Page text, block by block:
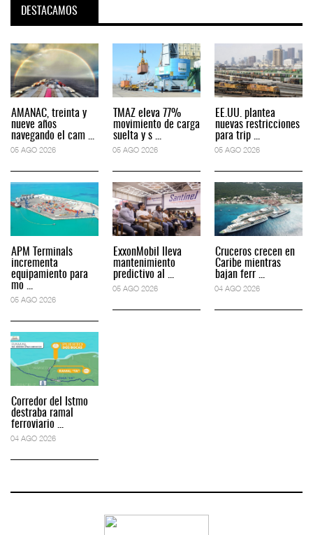
DESTACAMOS
AMANAC, treinta y
nueve años
navegando el cam ...
05 AGO 2026
APM Terminals
incrementa
equipamiento para
mo ...
05 AGO 2026
Corredor del Istmo
destraba ramal
ferroviario ...
04 AGO 2026
TMAZ eleva 77%
movimiento de carga
suelta y s ...
05 AGO 2026
ExxonMobil lleva
mantenimiento
predictivo al ...
05 AGO 2026
EE.UU. plantea
nuevas restricciones
para trip ...
05 AGO 2026
Cruceros crecen en
Caribe mientras
bajan ferr ...
04 AGO 2026